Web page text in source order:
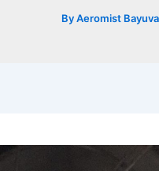
ByAeromist